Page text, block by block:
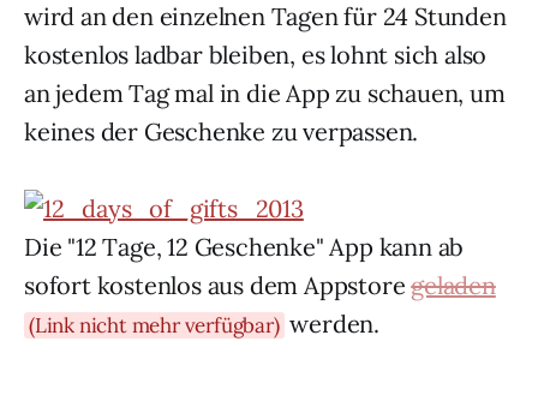
wird an den einzelnen Tagen für 24 Stunden
kostenlos ladbar bleiben, es lohnt sich also
an jedem Tag mal in die App zu schauen, um
keines der Geschenke zu verpassen.
Die "12 Tage, 12 Geschenke" App kann ab
sofort kostenlos aus dem Appstoregeladen
(Link nicht mehr verfügbar)werden.